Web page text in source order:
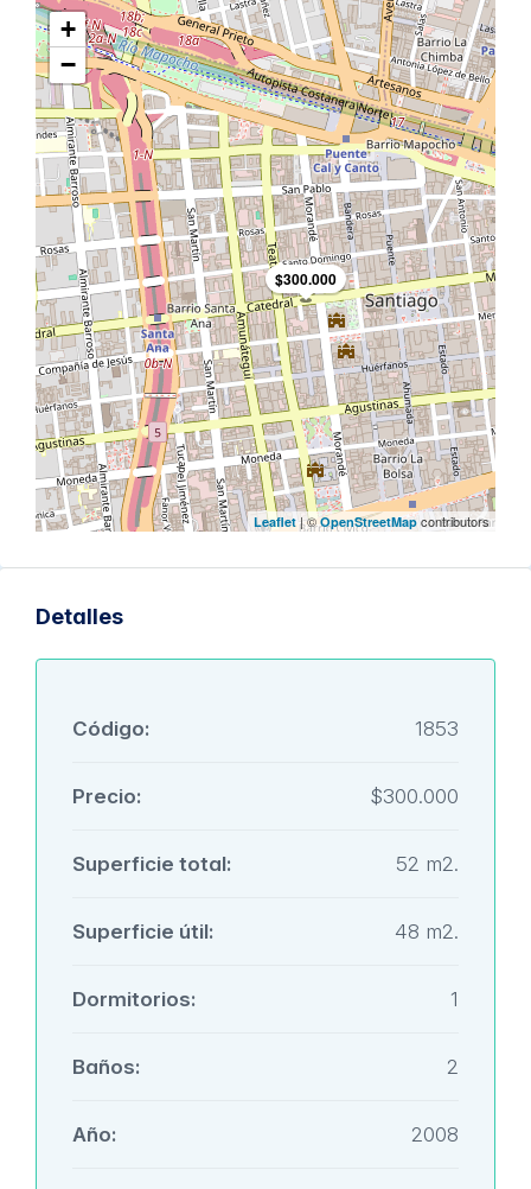
$300.000
+
−
Leaflet| ©OpenStreetMap contributors
Detalles
Código: 1853
Precio: $300.000
Superficie total: 52 m2.
Superficie útil: 48 m2.
Dormitorios: 1
Baños: 2
Año: 2008